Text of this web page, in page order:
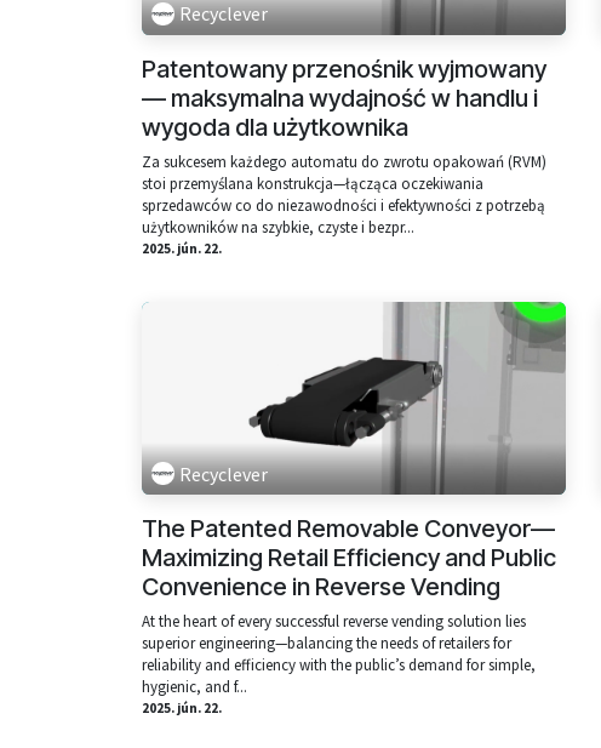
Recyclever
Patentowany przenośnik wyjmowany
— maksymalna wydajność w handlu i
wygoda dla użytkownika
Za sukcesem każdego automatu do zwrotu opakowań (RVM)
stoi przemyślana konstrukcja—łącząca oczekiwania
sprzedawców co do niezawodności i efektywności z potrzebą
użytkowników na szybkie, czyste i bezpr...
2025. jún. 22.
Recyclever
The Patented Removable Conveyor—
Maximizing Retail Efficiency and Public
Convenience in Reverse Vending
At the heart of every successful reverse vending solution lies
superior engineering—balancing the needs of retailers for
reliability and efficiency with the public’s demand for simple,
hygienic, and f...
2025. jún. 22.